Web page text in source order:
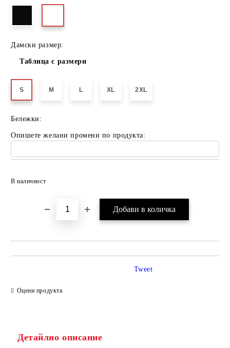
Дамски размер:
Таблица с размери
S M L XL 2XL
Бележки:
Опишете желани промени по продукта:
В наличност
Оцени продукта
Tweet
Детайлно описание